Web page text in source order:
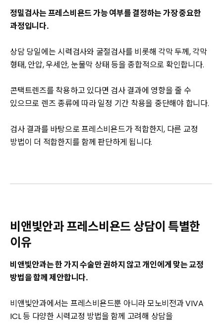
정밀검사는 프레스비욘드 가능 여부를 결정하는 가장 중요한
과정입니다.
상담 당일에는 시력검사와 굴절검사를 비롯해 각막 두께, 각막
형태, 안압, 우세안, 눈물막 상태 등을 종합적으로 확인합니다.
콘택트렌즈를 착용하고 있다면 검사 결과에 영향을 줄 수
있으므로 렌즈 종류에 따라 일정 기간 착용을 중단해야 합니다.
검사 결과를 바탕으로 프레스비욘드가 적합한지, 다른 교정
방법이 더 적합한지를 함께 판단하게 됩니다.
비앤빛안과 프레스비욘드 상담이 특별한
이유
비앤빛안과는 한 가지 수술만 권하지 않고 개인에게 맞는 교정
방법을 함께 제안합니다.
비앤빛안과에서는 프레스비욘드뿐 아니라 모노비전과 VIVA
ICL 등 다양한 시력교정 방법을 함께 고려해 상담을